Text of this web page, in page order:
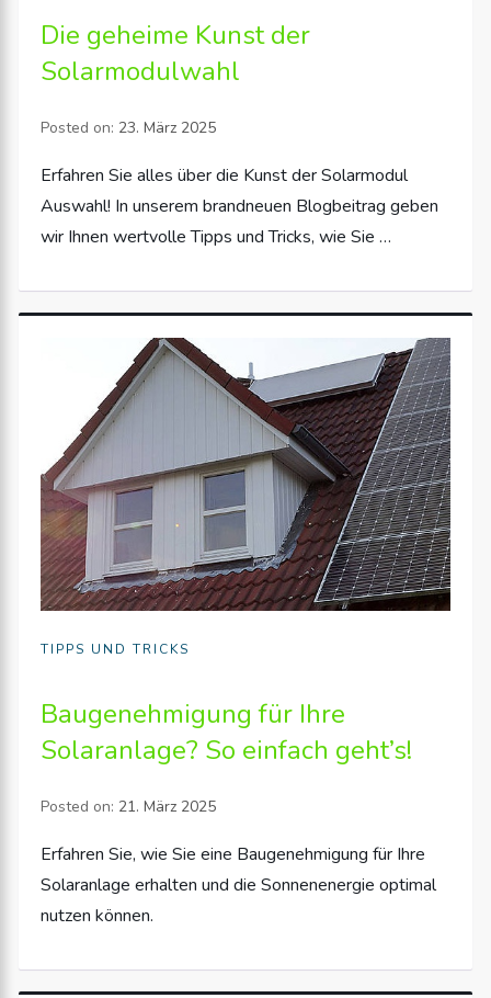
Die geheime Kunst der
Solarmodulwahl
Posted on: 23. März 2025
Erfahren Sie alles über die Kunst der Solarmodul
Auswahl! In unserem brandneuen Blogbeitrag geben
wir Ihnen wertvolle Tipps und Tricks, wie Sie …
TIPPS UND TRICKS
Baugenehmigung für Ihre
Solaranlage? So einfach geht’s!
Posted on: 21. März 2025
Erfahren Sie, wie Sie eine Baugenehmigung für Ihre
Solaranlage erhalten und die Sonnenenergie optimal
nutzen können.